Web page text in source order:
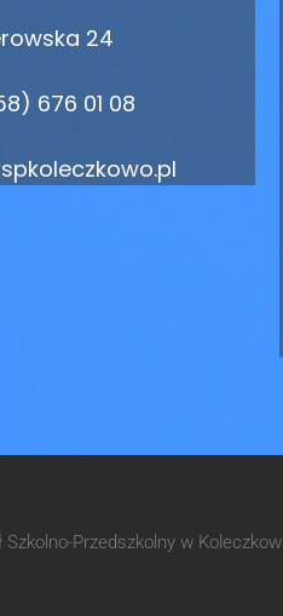
24
676 01 08
Szkolno-Przedszkolny w